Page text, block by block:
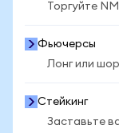
Торгуйте
Фьючерсы
Лонг или
Стейкинг
Заставьте